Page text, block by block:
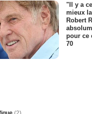
"Il y a
mieux
Robert
pour ce
70